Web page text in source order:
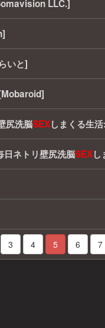
LLC.]
いと]
尻洗脳SEXしまくる生
日ネトリ壁尻洗脳SEX
3 4 5 6 7